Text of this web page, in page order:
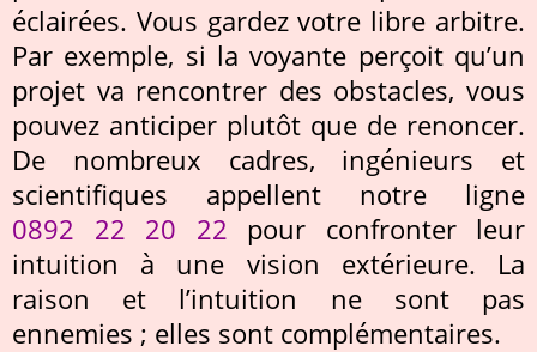
éclairées. Vous gardez votre libre arbitre.
Par exemple, si la voyante perçoit qu’un
projet va rencontrer des obstacles, vous
pouvez anticiper plutôt que de renoncer.
De nombreux cadres, ingénieurs et
scientifiques appellent notre ligne
0892 22 20 22 pour confronter leur
intuition à une vision extérieure. La
raison et l’intuition ne sont pas
ennemies ; elles sont complémentaires.